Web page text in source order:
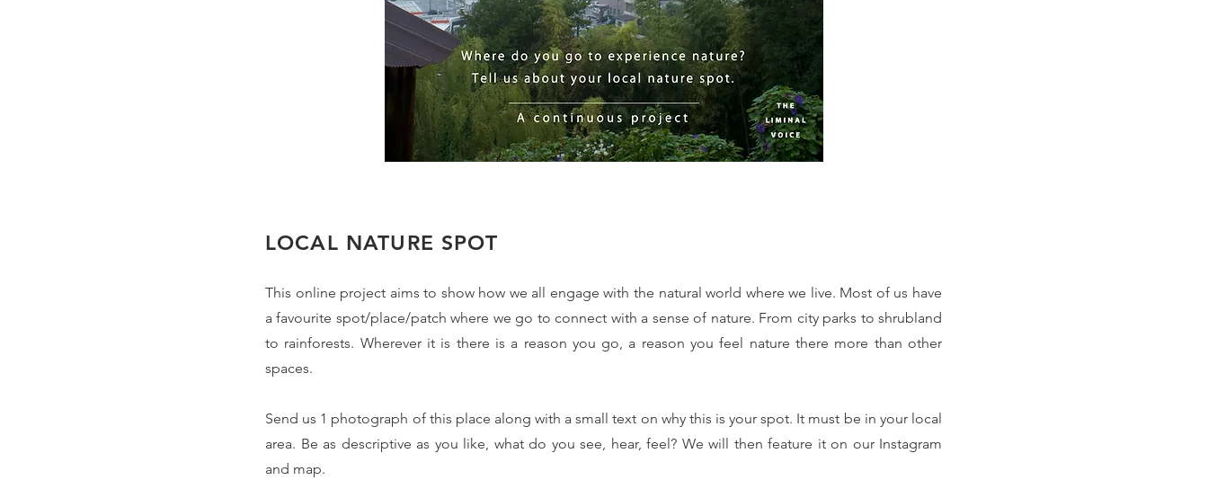
​LOCAL NATURE SPOT
This online project aims to show how we all engage with the natural world where we live. Most of us have
a favourite spot/place/patch where we go to connect with a sense of nature. From city parks to shrubland
to rainforests. Wherever it is there is a reason you go, a reason you feel nature there more than other
spaces.
Send us 1 photograph of this place along with a small text on why this is your spot. It must be in your local
area. Be as descriptive as you like, what do you see, hear, feel? We will then feature it on our Instagram
and map.